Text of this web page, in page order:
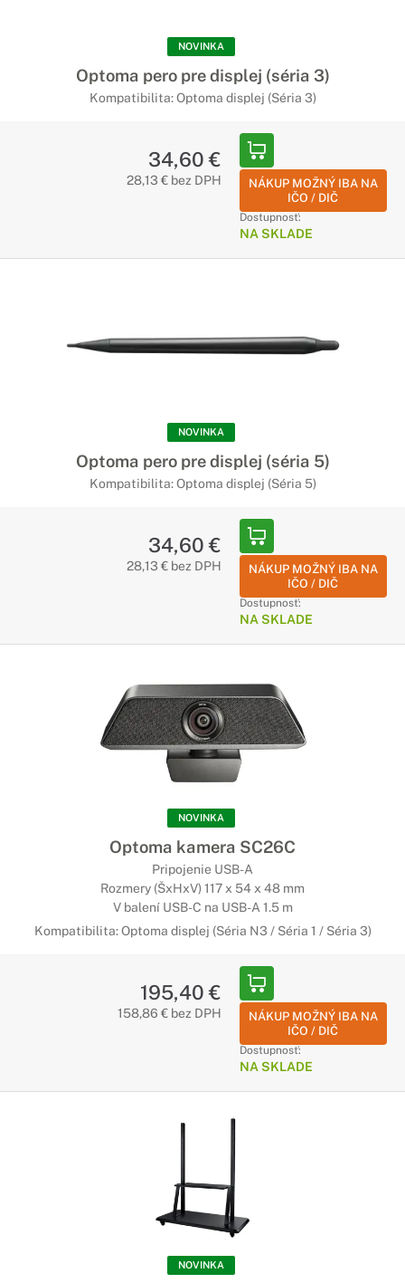
NOVINKA
Optoma pero pre displej (séria 3)
Kompatibilita: Optoma displej (Séria 3)
34,60 €
28,13 € bez DPH
NÁKUP MOŽNÝ IBA NA
IČO / DIČ
Dostupnosť:
NA SKLADE
NOVINKA
Optoma pero pre displej (séria 5)
Kompatibilita: Optoma displej (Séria 5)
34,60 €
28,13 € bez DPH
NÁKUP MOŽNÝ IBA NA
IČO / DIČ
Dostupnosť:
NA SKLADE
NOVINKA
Optoma kamera SC26C
Pripojenie USB-A
Rozmery (ŠxHxV) 117 x 54 x 48 mm
V balení USB-C na USB-A 1.5 m
Kompatibilita: Optoma displej (Séria N3 / Séria 1 / Séria 3)
195,40 €
158,86 € bez DPH
NÁKUP MOŽNÝ IBA NA
IČO / DIČ
Dostupnosť:
NA SKLADE
NOVINKA